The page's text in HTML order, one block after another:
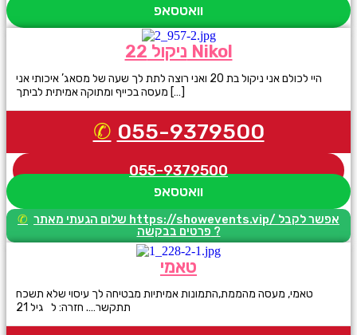
וואטסאפ
ניקול 22 Nikol
היי לכולם אני ניקול בת 20 ואני רוצה לתת לך שעה של מסאג’ איכותי אני
מעסה בכייף ומתוקה אמיתית לביתך […]
055-9379500
055-9379500
וואטסאפ
שלום הגעתי מאתר https://showevents.vip/ אפשר לקבל
פרטים בבקשה ?
טאמי
טאמי, מעסה מהממת,התמונות אמיתיות מבטיחה לך עיסוי שלא תשכח